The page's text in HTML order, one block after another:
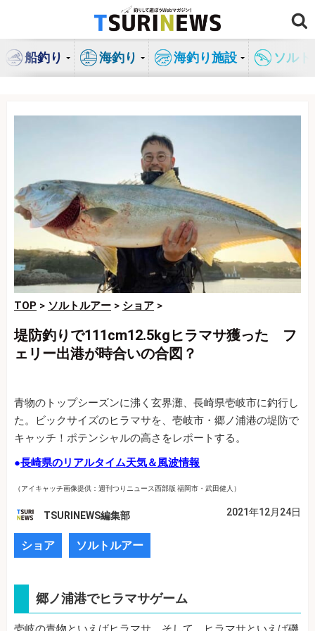
ン
船釣り 海釣り 海釣り施設 ソル
TOP > ソルトルアー > ショア >
堤防釣りで111cm12.5kgヒラマサ獲った フ
ェリー出港が時合いの合図？
青物のトップシーズンに沸く玄界灘、長崎県壱岐市に釣行し
た。ビックサイズのヒラマサを、壱岐市・郷ノ浦港の堤防で
キャッチ！ポテンシャルの高さをレポートする。
●長崎県のリアルタイム天気＆風波情報
（アイキャッチ画像提供：週刊つりニュース西部版 福岡市・武田健人）
TSURINEWS編集部 2021年12月24日
ショア ソルトルアー
郷ノ浦港でヒラマサゲーム